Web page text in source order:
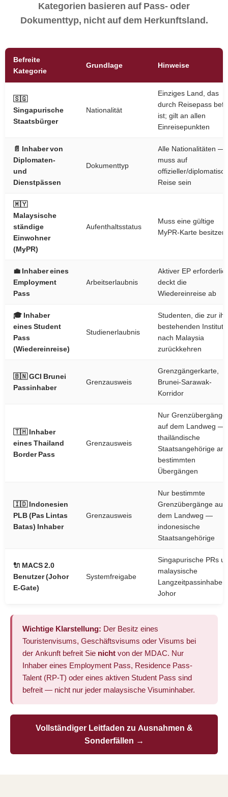
Kategorien basieren auf Pass- oder
Dokumenttyp, nicht auf dem Herkunftsland.
Befreite
Kategorie
Grundlage Hinweise
🇸🇬
Singapurische
Staatsbürger
Nationalität
Einziges Land, das
durch Reisepass
ist; gilt an allen
Einreisepunkten
📄 Inhaber von
Diplomaten-
und
Dienstpässen
Dokumenttyp
Alle Nationalitäten —
muss auf
offizieller/
Reise sein
🇲🇾
Malaysische
ständige
Einwohner
(MyPR)
Aufenthaltsstatus
Muss eine gültige
MyPR-Karte besitzen
💼 Inhaber eines
Employment
Pass
Arbeitserlaubnis
Aktiver EP
deckt die
Wiedereinreise ab
🎓 Inhaber
eines Student
Pass
(Wiedereinreise)
Studienerlaubnis
Studenten, die zur
bestehenden
nach Malaysia
zurückkehren
🇧🇳 GCI Brunei
Passinhaber
Grenzausweis
Grenzgängerkarte,
Brunei-Sarawak-
Korridor
🇹🇭 Inhaber
eines Thailand
Border Pass
Grenzausweis
Nur Grenzübergänge
auf dem Landweg —
thailändische
Staatsangehörige an
bestimmten
Übergängen
🇮🇩 Indonesien
PLB (Pas Lintas
Batas) Inhaber
Grenzausweis
Nur bestimmte
Grenzübergänge auf
dem Landweg —
indonesische
Staatsangehörige
🔌 MACS 2.0
Benutzer (Johor
E-Gate)
Systemfreigabe
Singapurische PRs
malaysische
Langzeitpassinhaber
Johor
Wichtige Klarstellung: Der Besitz eines
Touristenvisums, Geschäftsvisums oder Visums bei
der Ankunft befreit Sie nicht von der MDAC. Nur
Inhaber eines Employment Pass, Residence Pass-
Talent (RP-T) oder eines aktiven Student Pass sind
befreit — nicht nur jeder malaysische Visuminhaber.
Vollständiger Leitfaden zu Ausnahmen &
Sonderfällen →